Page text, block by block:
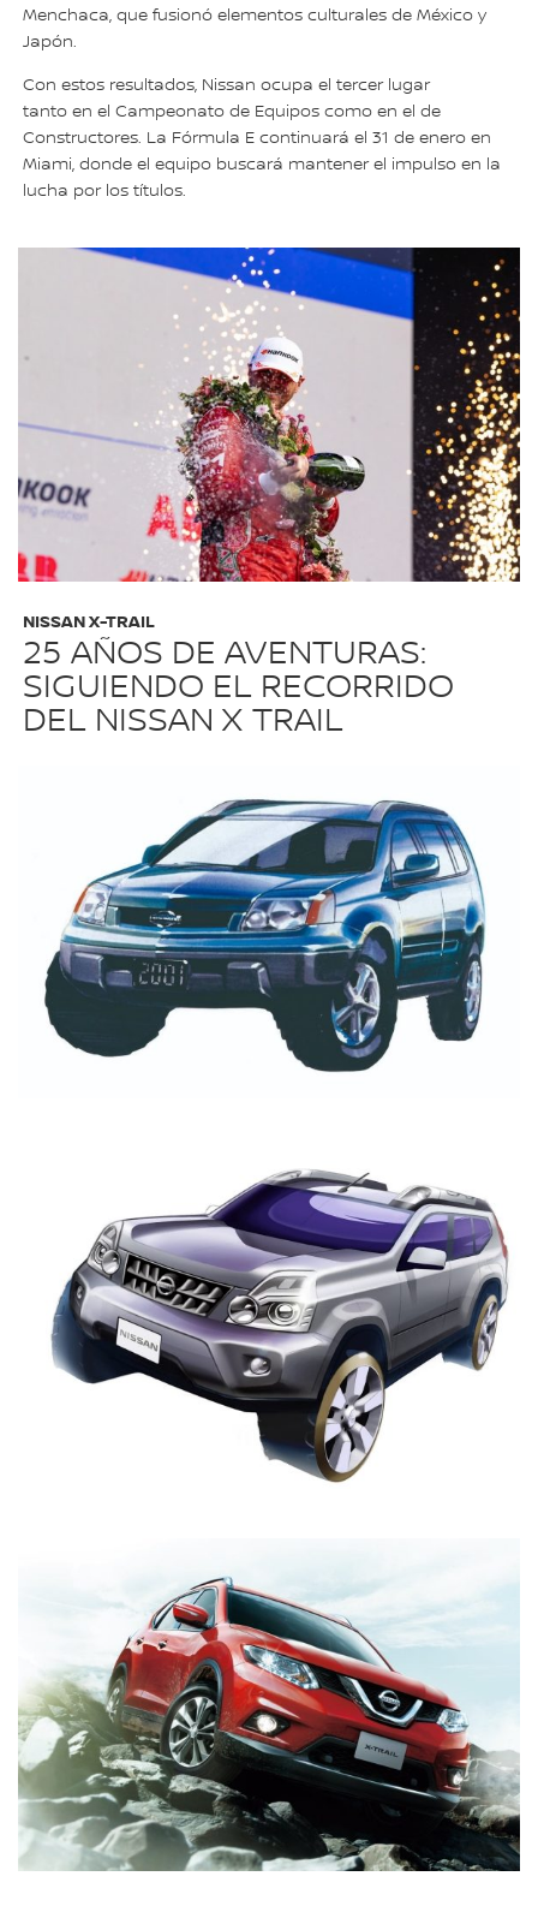
Menchaca, que fusionó elementos culturales de México y
Japón.
Con estos resultados, Nissan ocupa el tercer lugar
tanto en el Campeonato de Equipos como en el de
Constructores. La Fórmula E continuará el 31 de enero en
Miami, donde el equipo buscará mantener el impulso en la
lucha por los títulos.
25 AÑOS DE AVENTURAS:
SIGUIENDO EL RECORRIDO
DEL NISSAN X TRAIL
NISSAN X-TRAIL